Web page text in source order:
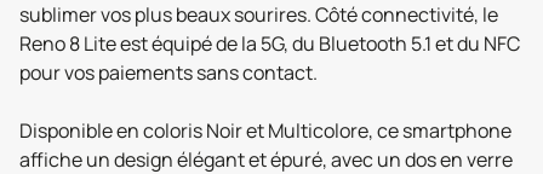
sublimer vos plus beaux sourires. Côté connectivité, le
Reno 8 Lite est équipé de la 5G, du Bluetooth 5.1 et du NFC
pour vos paiements sans contact.
Disponible en coloris Noir et Multicolore, ce smartphone
affiche un design élégant et épuré, avec un dos en verre